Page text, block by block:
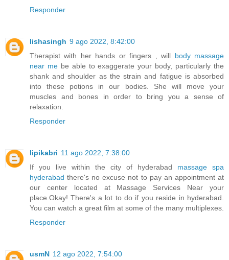
Responder
lishasingh 9 ago 2022, 8:42:00
Therapist with her hands or fingers , will body massage
near mebe able to exaggerate your body, particularly the
shank and shoulder as the strain and fatigue is absorbed
into these potions in our bodies. She will move your
muscles and bones in order to bring you a sense of
relaxation.
Responder
lipikabri 11 ago 2022, 7:38:00
If you live within the city of hyderabad massage spa
hyderabad there's no excuse not to pay an appointment at
our center located at Massage Services Near your
place.Okay! There's a lot to do if you reside in hyderabad.
You can watch a great film at some of the many multiplexes.
Responder
usmN 12 ago 2022, 7:54:00